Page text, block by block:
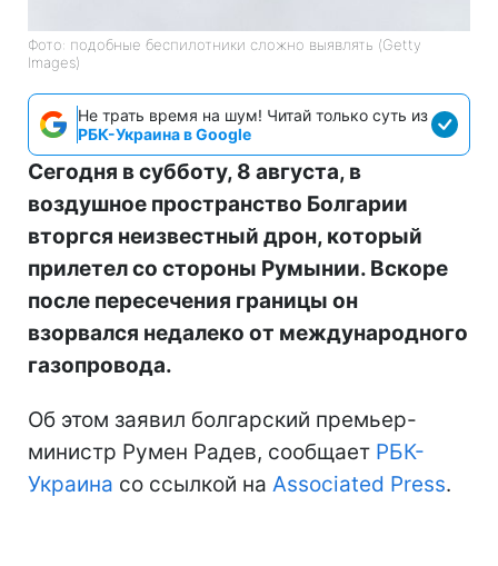
Фото: подобные беспилотники сложно выявлять (Getty
Images)
Не трать время на шум! Читай только суть из
РБК-Украина в Google
Сегодня в субботу, 8 августа, в
воздушное пространство Болгарии
вторгся неизвестный дрон, который
прилетел со стороны Румынии. Вскоре
после пересечения границы он
взорвался недалеко от международного
газопровода.
Об этом заявил болгарский премьер-
министр Румен Радев, сообщает РБК-
Украина со ссылкой на Associated Press.